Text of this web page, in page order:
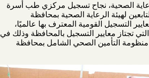
الصحية، نجاح تسجيل مركزي طب أسرة
لهيئة الرعاية الصحية بمحافظة
التسجيل القومية المعترف بها عالميًا،
التي تجتاز معايير التسجيل بالمحافظة وذلك في
منظومة التأمين الصحي الشامل بمحافظة